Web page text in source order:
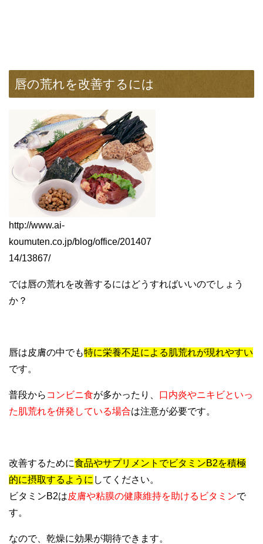
唇の荒れを改善するには
http://www.ai-
koumuten.co.jp/blog/office/201407
14/13867/
では唇の荒れを改善するにはどうすればいいのでしょう
か？
唇は皮膚の中でも特に栄養不足による肌荒れが現れやすい
です。
普段から コンビニ食が多かったり、 口内炎やニキビといっ
た肌荒れを併発している場合は注意が必要です。
改善するために食品やサプリメントでビタミンB2を積極
的に摂取するように してください。
ビタミンB2は皮膚や粘膜の健康維持を助けるビタミンで
す。
なので、乾燥に効果が期待できます。